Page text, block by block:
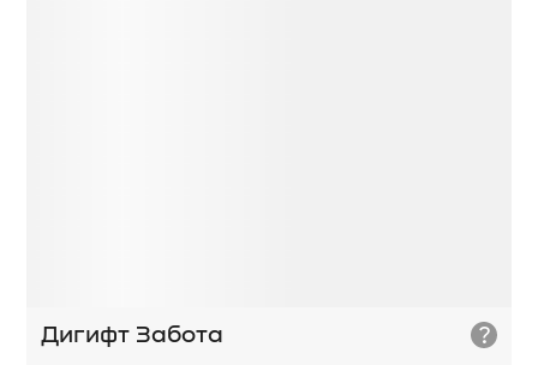
Дигифт Забота ?